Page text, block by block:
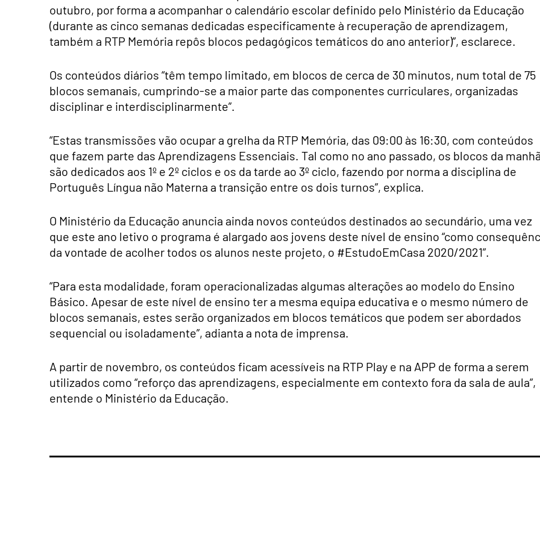
outubro, por forma a acompanhar o calendário escolar definido pelo Ministério da Educação
(durante as cinco semanas dedicadas especificamente à recuperação de aprendizagem,
também a RTP Memória repôs blocos pedagógicos temáticos do ano anterior)”, esclarece.
Os conteúdos diários “têm tempo limitado, em blocos de cerca de 30 minutos, num total de 75
blocos semanais, cumprindo-se a maior parte das componentes curriculares, organizadas
disciplinar e interdisciplinarmente”.
“Estas transmissões vão ocupar a grelha da RTP Memória, das 09:00 às 16:30, com conteúdos
que fazem parte das Aprendizagens Essenciais. Tal como no ano passado, os blocos da
são dedicados aos 1º e 2º ciclos e os da tarde ao 3º ciclo, fazendo por norma a disciplina de
Português Língua não Materna a transição entre os dois turnos”, explica.
O Ministério da Educação anuncia ainda novos conteúdos destinados ao secundário, uma vez
que este ano letivo o programa é alargado aos jovens deste nível de ensino “como
da vontade de acolher todos os alunos neste projeto, o #EstudoEmCasa 2020/2021”.
“Para esta modalidade, foram operacionalizadas algumas alterações ao modelo do Ensino
Básico. Apesar de este nível de ensino ter a mesma equipa educativa e o mesmo número de
blocos semanais, estes serão organizados em blocos temáticos que podem ser abordados
sequencial ou isoladamente”, adianta a nota de imprensa.
A partir de novembro, os conteúdos ficam acessíveis na RTP Play e na APP de forma a serem
utilizados como “reforço das aprendizagens, especialmente em contexto fora da sala de aula”,
entende o Ministério da Educação.